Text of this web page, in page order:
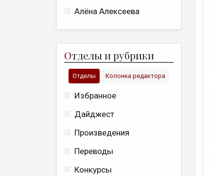
Алёна Алексеева
Отделы и рубрики
Отделы Колонка редактора
Избранное
Дайджест
Произведения
Переводы
Конкурсы